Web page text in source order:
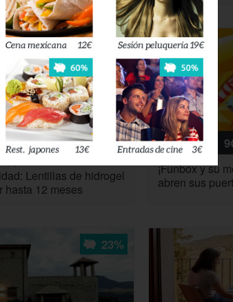
33%
39€ Ver
Lentillas de hidrogel
hasta 12 meses
¡Funbox y su
abren sus
23%